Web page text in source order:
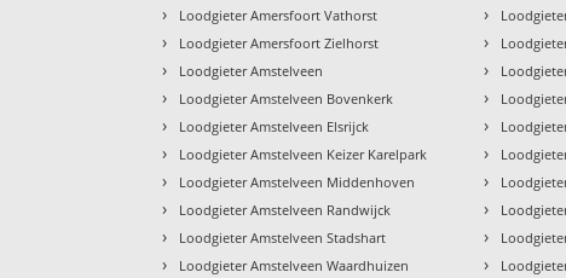
› Loodgieter Amersfoort Vathorst
› Loodgieter Amersfoort Zielhorst
› Loodgieter Amstelveen
› Loodgieter Amstelveen Bovenkerk
› Loodgieter Amstelveen Elsrijck
› Loodgieter Amstelveen Keizer Karelpark
› Loodgieter Amstelveen Middenhoven
› Loodgieter Amstelveen Randwijck
› Loodgieter Amstelveen Stadshart
› Loodgieter Amstelveen Waardhuizen
›
›
›
›
›
›
›
›
›
›